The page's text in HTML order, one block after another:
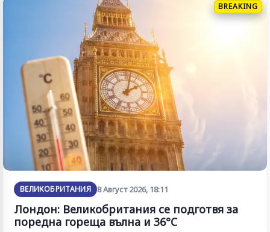
BREAKING
ВЕЛИКОБРИТАНИЯ 8 Август 2026, 18:11
Лондон: Великобритания се подготвя за
поредна гореща вълна и 36°C